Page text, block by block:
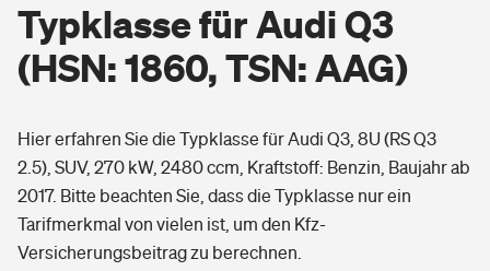
Berufsunfähigkeitsversicherung
Erwerbsunfähigkeitsversicherung
Grundfähigkeitsversicherung
Arbeitsrechtsschutz
Berufshaftpflichtversicherung
Wohnen
Freizeit
Pri­vate Haft­pflicht­
Gesundheit
Typklasse für Audi Q3
(HSN: 1860, TSN: AAG)
Hier erfahren Sie die Typklasse für Audi Q3, 8U (RS Q3
2.5), SUV, 270 kW, 2480 ccm, Kraftstoff: Benzin, Baujahr ab
2017. Bitte beachten Sie, dass die Typklasse nur ein
Tarifmerkmal von vielen ist, um den Kfz-
Versicherungsbeitrag zu berechnen.